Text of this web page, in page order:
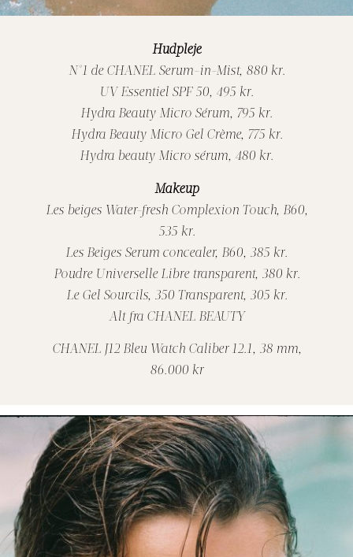
Hudpleje
N°1 de CHANEL Serum-in-Mist, 880 kr.
UV Essentiel SPF 50, 495 kr.
Hydra Beauty Micro Sérum, 795 kr.
Hydra Beauty Micro Gel Crème, 775 kr.
Hydra beauty Micro sérum, 480 kr.
Makeup
Les beiges Water-fresh Complexion Touch, B60,
535 kr.
Les Beiges Serum concealer, B60, 385 kr.
Poudre Universelle Libre transparent, 380 kr.
Le Gel Sourcils, 350 Transparent, 305 kr.
Alt fra CHANEL BEAUTY
CHANEL J12 Bleu Watch Caliber 12.1, 38 mm,
86.000 kr